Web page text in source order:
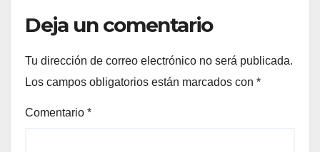
Deja un comentario
Tu dirección de correo electrónico no será publicada.
Los campos obligatorios están marcados con *
Comentario *